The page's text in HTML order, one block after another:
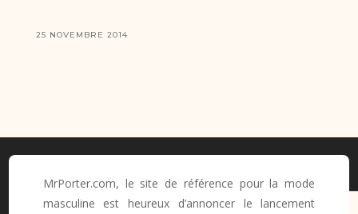
25 NOVEMBRE 2014
MrPorter.com, le site de référence pour la mode
masculine est heureux d’annoncer le lancement